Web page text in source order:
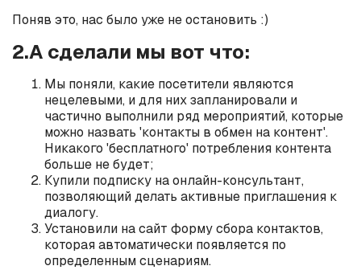
Поняв это, нас было уже не остановить :)
2.А сделали мы вот что:
Мы поняли, какие посетители являются
нецелевыми, и для них запланировали и
частично выполнили ряд мероприятий, которые
можно назвать 'контакты в обмен на контент'.
Никакого 'бесплатного' потребления контента
больше не будет;
Купили подписку на онлайн-консультант,
позволяющий делать активные приглашения к
диалогу.
Установили на сайт форму сбора контактов,
которая автоматически появляется по
определенным сценариям.